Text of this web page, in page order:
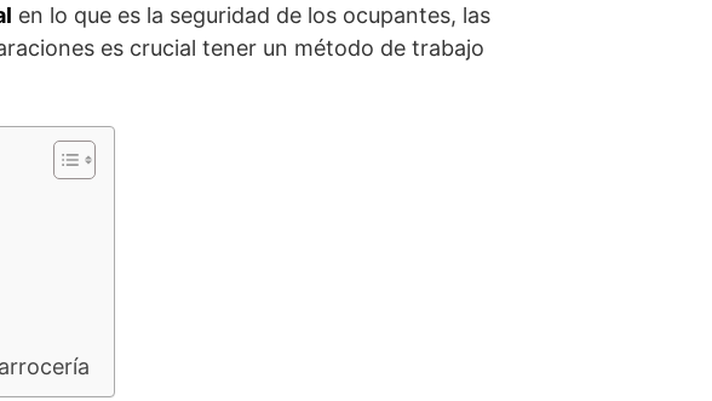
en lo que es la seguridad de los ocupantes, las
es crucial tener un método de trabajo